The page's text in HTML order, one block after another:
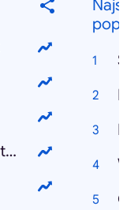
Agnieszka Woźniak-Starak